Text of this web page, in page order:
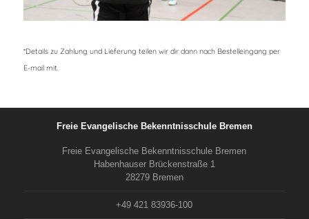
*Details zu Zahlung und Lieferung teilen wir dir dann nach Bestelleingang per
E-mail mit.
Freie Evangelische Bekenntnisschule Bremen
Freie Evangelische Bekenntnisschule Bremen
Habenhauser Brückenstraße 1
28279 Bremen
+49 421 83936-100